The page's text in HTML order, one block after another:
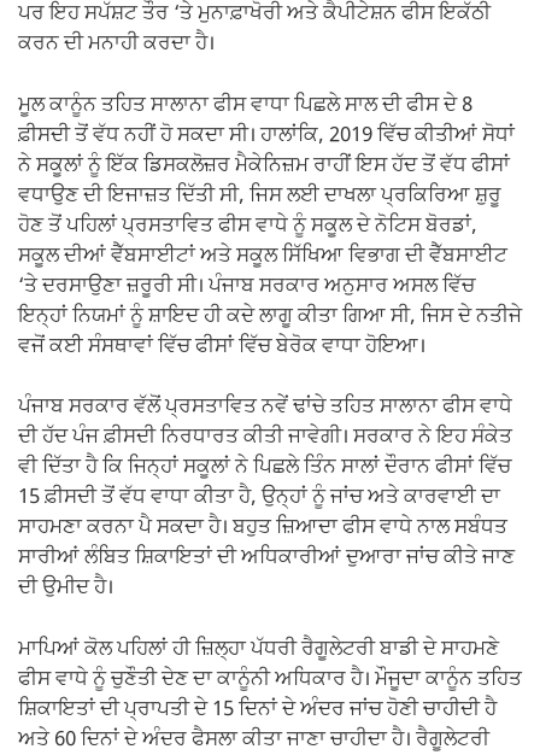
ਪਰ ਇਹ ਸਪੱਸ਼ਟ ਤੌਰ ‘ਤੇ ਮੁਨਾਫ਼ਾਖੋਰੀ ਅਤੇ ਕੈਪੀਟੇਸ਼ਨ ਫੀਸ ਇਕੱਠੀ
ਕਰਨ ਦੀ ਮਨਾਹੀ ਕਰਦਾ ਹੈ।
ਮੂਲ ਕਾਨੂੰਨ ਤਹਿਤ ਸਾਲਾਨਾ ਫੀਸ ਵਾਧਾ ਪਿਛਲੇ ਸਾਲ ਦੀ ਫੀਸ ਦੇ 8
ਫ਼ੀਸਦੀ ਤੋਂ ਵੱਧ ਨਹੀਂ ਹੋ ਸਕਦਾ ਸੀ। ਹਾਲਾਂਕਿ, 2019 ਵਿੱਚ ਕੀਤੀਆਂ ਸੋਧਾਂ
ਨੇ ਸਕੂਲਾਂ ਨੂੰ ਇੱਕ ਡਿਸਕਲੋਜ਼ਰ ਮੈਕੇਨਿਜ਼ਮ ਰਾਹੀਂ ਇਸ ਹੱਦ ਤੋਂ ਵੱਧ ਫੀਸਾਂ
ਵਧਾਉਣ ਦੀ ਇਜਾਜ਼ਤ ਦਿੱਤੀ ਸੀ, ਜਿਸ ਲਈ ਦਾਖਲਾ ਪ੍ਰਕਿਰਿਆ ਸ਼ੁਰੂ
ਹੋਣ ਤੋਂ ਪਹਿਲਾਂ ਪ੍ਰਸਤਾਵਿਤ ਫੀਸ ਵਾਧੇ ਨੂੰ ਸਕੂਲ ਦੇ ਨੋਟਿਸ ਬੋਰਡਾਂ,
ਸਕੂਲ ਦੀਆਂ ਵੈੱਬਸਾਈਟਾਂ ਅਤੇ ਸਕੂਲ ਸਿੱਖਿਆ ਵਿਭਾਗ ਦੀ ਵੈੱਬਸਾਈਟ
‘ਤੇ ਦਰਸਾਉਣਾ ਜ਼ਰੂਰੀ ਸੀ। ਪੰਜਾਬ ਸਰਕਾਰ ਅਨੁਸਾਰ ਅਸਲ ਵਿੱਚ
ਇਨ੍ਹਾਂ ਨਿਯਮਾਂ ਨੂੰ ਸ਼ਾਇਦ ਹੀ ਕਦੇ ਲਾਗੂ ਕੀਤਾ ਗਿਆ ਸੀ, ਜਿਸ ਦੇ ਨਤੀਜੇ
ਵਜੋਂ ਕਈ ਸੰਸਥਾਵਾਂ ਵਿੱਚ ਫੀਸਾਂ ਵਿੱਚ ਬੇਰੋਕ ਵਾਧਾ ਹੋਇਆ।
ਪੰਜਾਬ ਸਰਕਾਰ ਵੱਲੋਂ ਪ੍ਰਸਤਾਵਿਤ ਨਵੇਂ ਢਾਂਚੇ ਤਹਿਤ ਸਾਲਾਨਾ ਫੀਸ ਵਾਧੇ
ਦੀ ਹੱਦ ਪੰਜ ਫ਼ੀਸਦੀ ਨਿਰਧਾਰਤ ਕੀਤੀ ਜਾਵੇਗੀ। ਸਰਕਾਰ ਨੇ ਇਹ ਸੰਕੇਤ
ਵੀ ਦਿੱਤਾ ਹੈ ਕਿ ਜਿਨ੍ਹਾਂ ਸਕੂਲਾਂ ਨੇ ਪਿਛਲੇ ਤਿੰਨ ਸਾਲਾਂ ਦੌਰਾਨ ਫੀਸਾਂ ਵਿੱਚ
15 ਫ਼ੀਸਦੀ ਤੋਂ ਵੱਧ ਵਾਧਾ ਕੀਤਾ ਹੈ, ਉਨ੍ਹਾਂ ਨੂੰ ਜਾਂਚ ਅਤੇ ਕਾਰਵਾਈ ਦਾ
ਸਾਹਮਣਾ ਕਰਨਾ ਪੈ ਸਕਦਾ ਹੈ। ਬਹੁਤ ਜ਼ਿਆਦਾ ਫੀਸ ਵਾਧੇ ਨਾਲ ਸਬੰਧਤ
ਸਾਰੀਆਂ ਲੰਬਿਤ ਸ਼ਿਕਾਇਤਾਂ ਦੀ ਅਧਿਕਾਰੀਆਂ ਦੁਆਰਾ ਜਾਂਚ ਕੀਤੇ ਜਾਣ
ਦੀ ਉਮੀਦ ਹੈ।
ਮਾਪਿਆਂ ਕੋਲ ਪਹਿਲਾਂ ਹੀ ਜ਼ਿਲ੍ਹਾ ਪੱਧਰੀ ਰੈਗੂਲੇਟਰੀ ਬਾਡੀ ਦੇ ਸਾਹਮਣੇ
ਫੀਸ ਵਾਧੇ ਨੂੰ ਚੁਣੌਤੀ ਦੇਣ ਦਾ ਕਾਨੂੰਨੀ ਅਧਿਕਾਰ ਹੈ। ਮੌਜੂਦਾ ਕਾਨੂੰਨ ਤਹਿਤ
ਸ਼ਿਕਾਇਤਾਂ ਦੀ ਪ੍ਰਾਪਤੀ ਦੇ 15 ਦਿਨਾਂ ਦੇ ਅੰਦਰ ਜਾਂਚ ਹੋਣੀ ਚਾਹੀਦੀ ਹੈ
ਅਤੇ 60 ਦਿਨਾਂ ਦੇ ਅੰਦਰ ਫੈਸਲਾ ਕੀਤਾ ਜਾਣਾ ਚਾਹੀਦਾ ਹੈ। ਰੈਗੂਲੇਟਰੀ